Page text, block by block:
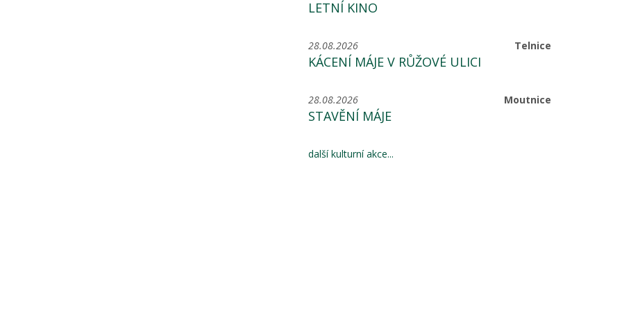
LETNÍ KINO
Telnice
28.08.2026
KÁCENÍ MÁJE V RŮŽOVÉ ULICI
Moutnice
28.08.2026
STAVĚNÍ MÁJE
další kulturní akce...